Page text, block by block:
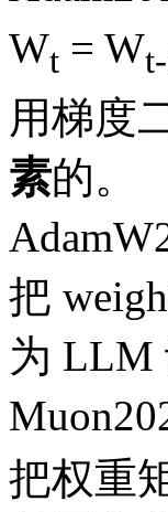
Wt = W
用梯度
素的。
AdamW
把
为 LLM
Muon
把权重